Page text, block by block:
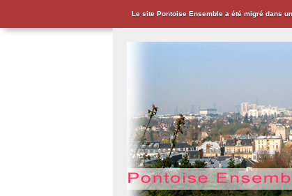
Le site Pontoise Ensemble a été migré dans